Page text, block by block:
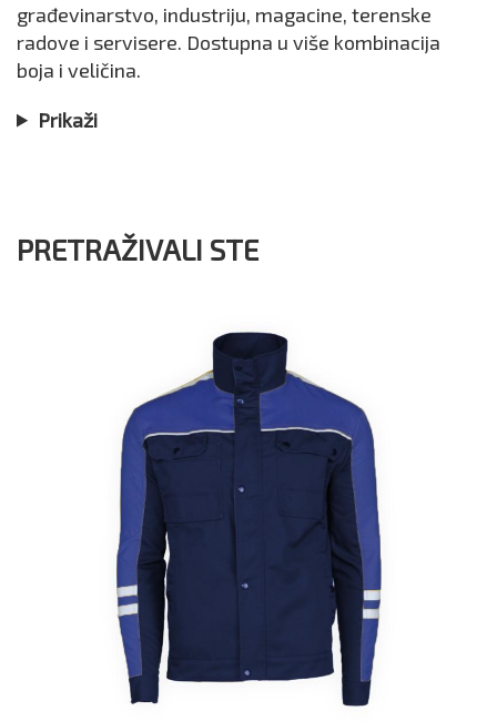
građevinarstvo, industriju, magacine, terenske
radove i servisere. Dostupna u više kombinacija
boja i veličina.
Prikaži
PRETRAŽIVALI STE